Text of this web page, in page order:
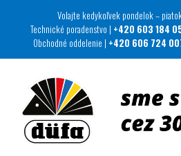
Volajte kedykoľvek pondelok –
Technické poradenstvo | +420 603 184
Obchodné oddelenie | +420 606 724